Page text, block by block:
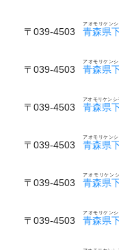
〒039-4503 青森県
アオモリケン
〒039-4503 青森県
アオモリケン
〒039-4503 青森県
アオモリケンシ
〒039-4503 青森県
アオモリケン
〒039-4503 青森県
アオモリケン
〒039-4503 青森県
アオモリケン